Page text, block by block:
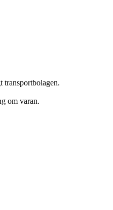
transportbolagen.
om varan.